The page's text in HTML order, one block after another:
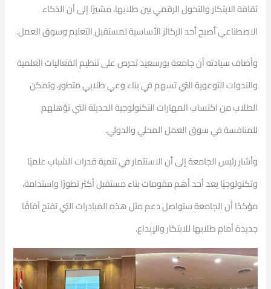
ثقافة الابتكار والتحول الرقمي بين طلابها، مشيرًا إلى أن الذكاء
الاصطناعي أصبح أحد الركائز الأساسية لمستقبل التعليم وسوق العمل.
وأضاف سيادته أن جامعة بورسعيد تحرص على تنظيم الفعاليات العلمية
والندوات التوعوية التي تسهم في بناء وعي طلابي متطور، وتمكن
الطلاب من اكتساب المهارات التكنولوجية الحديثة التي تؤهلهم
للمنافسة في سوق العمل المحلي والدولي.
وأشار رئيس الجامعة إلى أن الاستثمار في تنمية قدرات الشباب علميًا
وتكنولوجيًا يعد أحد أهم مقومات بناء مستقبل أكثر تطورًا واستدامة،
مؤكدًا أن الجامعة ستواصل دعم مثل هذه المبادرات التي تفتح آفاقًا
جديدة أمام طلابها للابتكار والإبداع.